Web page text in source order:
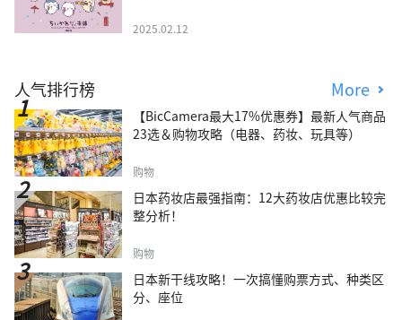
2025.02.12
人气排行榜 More
【BicCamera最大17%优惠券】最新人气商品
23选＆购物攻略（电器、药妆、玩具等）
购物
日本药妆店最强指南：12大药妆店优惠比较完
整分析！
购物
日本新干线攻略！一次搞懂购票方式、种类区
分、座位